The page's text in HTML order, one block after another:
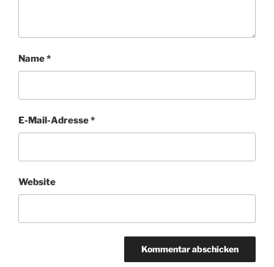
Name*
E-Mail-Adresse*
Website